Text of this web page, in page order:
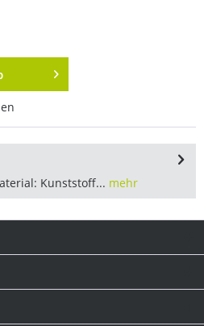
Kunststoff... mehr